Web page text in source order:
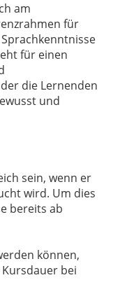
am
für
für einen
die Lernenden
und
sein, wenn er
wird. Um dies
bereits ab
können,
bei